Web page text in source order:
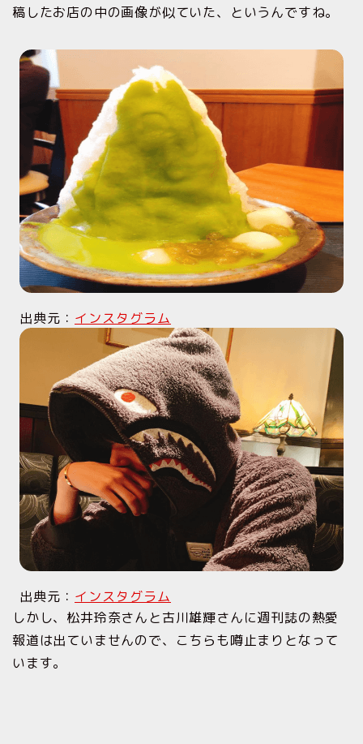
稿したお店の中の画像が似ていた、というんですね。
出典元： インスタグラム
出典元： インスタグラム
しかし、松井玲奈さんと古川雄輝さんに週刊誌の熱愛
報道は出ていませんので、こちらも噂止まりとなって
います。